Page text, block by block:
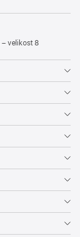
velikost 8